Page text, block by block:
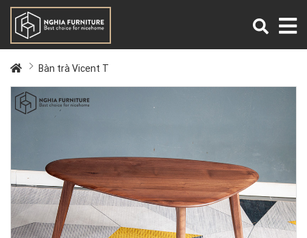
Bàn trà Vicent T